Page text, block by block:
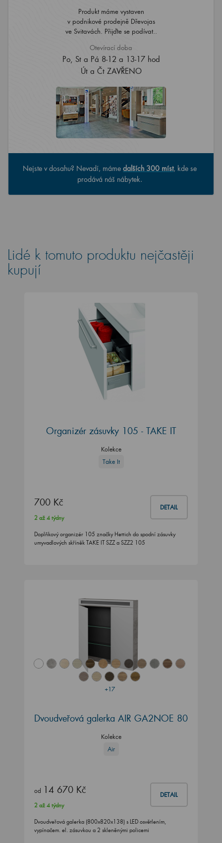
Produkt máme vystaven
v podnikové prodejně Dřevojas
ve Svitavách. Přijďte se podívat..
Otevírací doba
Po, St a Pá 8-12 a 13-17 hod
Út a Čt ZAVŘENO
Nejste v dosahu? Nevadí, máme dalších 300 míst, kde se
prodává náš nábytek.
Lidé k tomuto produktu nejčastěji
kupují
Organizér zásuvky 105 - TAKE IT
Kolekce
Take It
700 Kč DETAIL
2 až 4 týdny
Doplňkový organizér 105 značky Hettich do spodní zásuvky
umyvadlových skříněk TAKE IT SZZ a SZZ2 105
+17
Dvoudveřová galerka AIR GA2NOE 80
Kolekce
Air
od 14 670 Kč DETAIL
2 až 4 týdny
Dvoudveřová galerka (800x820x138) s LED osvětlením,
vypínačem. el. zásuvkou a 2 skleněnými policemi